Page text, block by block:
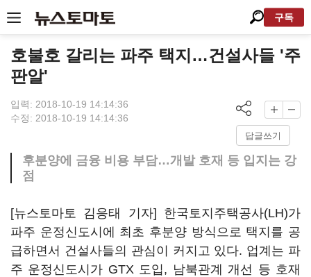
구독
호불호 갈리는 파주 택지…건설사들 '주
판알'
입력: 2018-10-19 14:14:36
수정: 2018-10-19 14:14:36
답글쓰기
후분양에 금융 비용 부담…개발 호재 등 입지는 강
점
[뉴스토마토 김응태 기자] 한국토지주택공사(LH)가
파주 운정신도시에 최초 후분양 방식으로 택지를 공
급하면서 건설사들의 관심이 커지고 있다. 업계는 파
주 운정신도시가 GTX 도입, 남북관계 개선 등 호재